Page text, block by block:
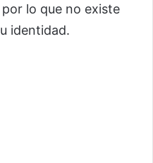
lo que no existe
identidad.